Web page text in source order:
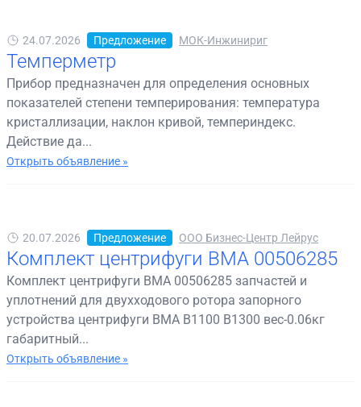
24.07.2026 Предложение МОК-Инжинириг
Темперметр
Прибор предназначен для определения основных
показателей степени темперирования: температура
кристаллизации, наклон кривой, темпериндекс.
Действие да...
Открыть объявление »
20.07.2026 Предложение ООО Бизнес-Центр Лейрус
Комплект центрифуги BMA 00506285
Комплект центрифуги BMA 00506285 запчастей и
уплотнений для двухходового ротора запорного
устройства центрифуги BMA B1100 B1300 вес-0.06кг
габаритный...
Открыть объявление »